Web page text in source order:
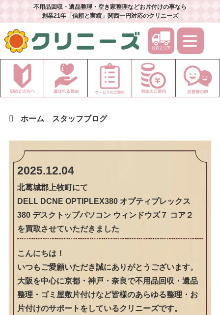
不用品回収・遺品整理・空き家整理などお片付けの事なら
創業21年「信頼と実績」関西一円対応のクリニーズ
ホーム スタッフブログ
2025.12.04
北葛城郡上牧町にて
DELL DCNE OPTIPLEX380 オプティプレックス
380 デスクトップパソコン ウィンドウズ７ コア２
を買取させていただきました
こんにちは！
いつもご愛顧いただき誠にありがとうございます。
大阪を中心に京都・神戸・奈良で不用品回収・遺品
整理・ゴミ屋敷片付けなど皆様のあらゆる整理・お
片付けのサポートをしているクリニーズです。